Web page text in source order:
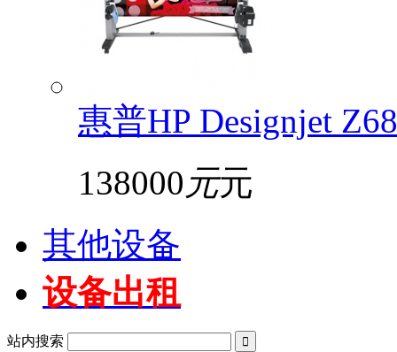
惠普HP Designjet
138000 元元
其他设备
设备出租
站内搜索 